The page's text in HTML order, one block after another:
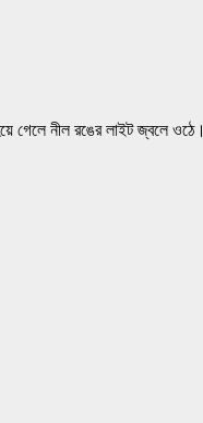
গেলে নীল রঙের লাইট জ্বলে ওঠে।